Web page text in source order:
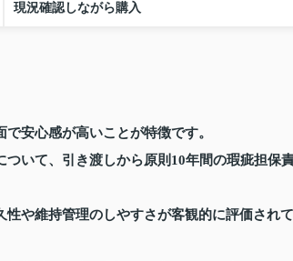
現況確認しながら購入
安心感が高いことが特徴です。
いて、引き渡しから原則10年間の瑕疵担保
や維持管理のしやすさが客観的に評価されて